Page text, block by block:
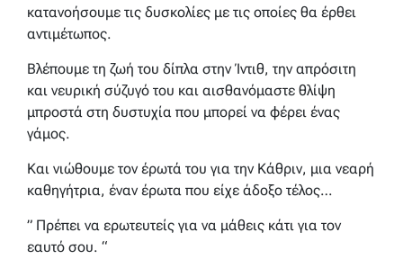
κατανοήσουμε τις δυσκολίες με τις οποίες θα έρθει
αντιμέτωπος.
Βλέπουμε τη ζωή του δίπλα στην Ίντιθ, την απρόσιτη
και νευρική σύζυγό του και αισθανόμαστε θλίψη
μπροστά στη δυστυχία που μπορεί να φέρει ένας
γάμος.
Και νιώθουμε τον έρωτά του για την Κάθριν, μια νεαρή
καθηγήτρια, έναν έρωτα που είχε άδοξο τέλος…
” Πρέπει να ερωτευτείς για να μάθεις κάτι για τον
εαυτό σου. “